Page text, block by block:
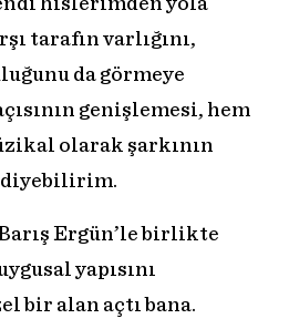
tarafın varlığını,
da görmeye
genişlemesi, hem
olarak şarkının
diyebilirim.
Ergün’le birlikte
yapısını
bir alan açtı bana.